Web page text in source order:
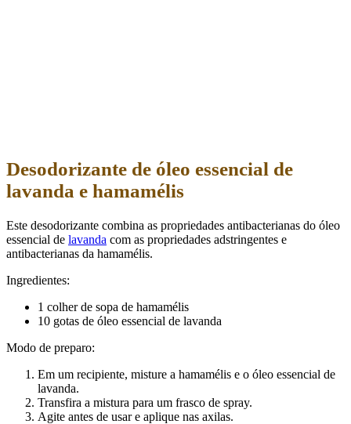
Desodorizante de óleo essencial de
lavanda e hamamélis
Este desodorizante combina as propriedades antibacterianas do óleo
essencial de lavanda com as propriedades adstringentes e
antibacterianas da hamamélis.
Ingredientes:
1 colher de sopa de hamamélis
10 gotas de óleo essencial de lavanda
Modo de preparo:
Em um recipiente, misture a hamamélis e o óleo essencial de
lavanda.
Transfira a mistura para um frasco de spray.
Agite antes de usar e aplique nas axilas.